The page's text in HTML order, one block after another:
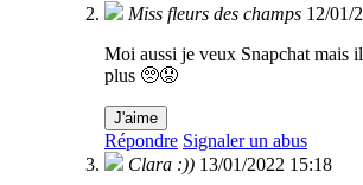
Miss fleurs des champs 12/01/
Moi aussi je veux Snapchat mais
plus 🥺😟
J'aime
Répondre Signaler un abus
Clara :)) 13/01/2022 15:18